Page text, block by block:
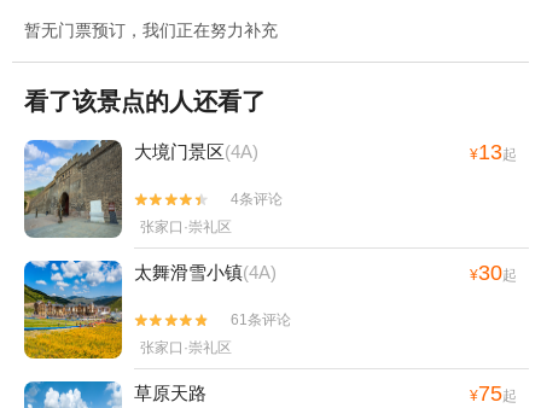
暂无门票预订，我们正在努力补充
看了该景点的人还看了
大境门景区(4A) ¥13起


4条评论
张家口·崇礼区
太舞滑雪小镇(4A) ¥30起


61条评论
张家口·崇礼区
草原天路 ¥75起